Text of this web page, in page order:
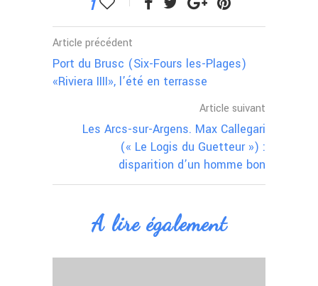
1
Article précédent
Port du Brusc (Six-Fours les-Plages)
«Riviera IIII», l’été en terrasse
Article suivant
Les Arcs-sur-Argens. Max Callegari
(« Le Logis du Guetteur ») :
disparition d’un homme bon
A lire également